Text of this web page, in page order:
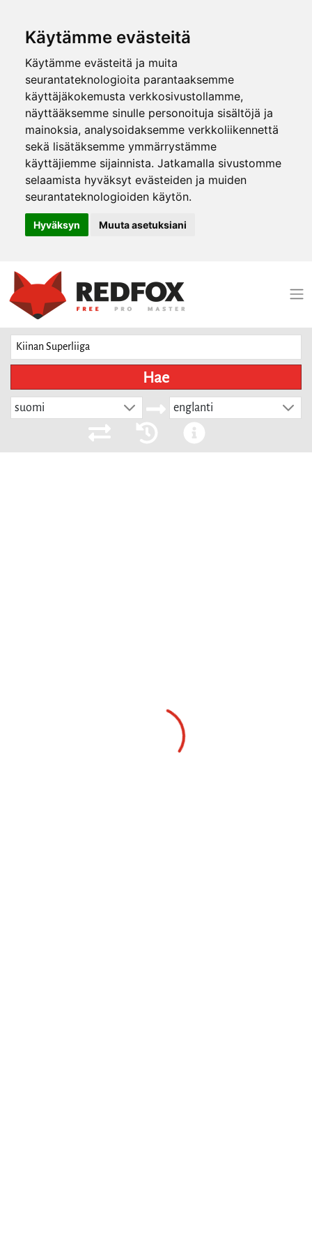
Käytämme evästeitä
Käytämme evästeitä ja muita
seurantateknologioita parantaaksemme
käyttäjäkokemusta verkkosivustollamme,
näyttääksemme sinulle personoituja sisältöjä ja
mainoksia, analysoidaksemme verkkoliikennettä
sekä lisätäksemme ymmärrystämme
käyttäjiemme sijainnista. Jatkamalla sivustomme
selaamista hyväksyt evästeiden ja muiden
seurantateknologioiden käytön.
Hyväksyn Muuta asetuksiani
Hae
suomi englanti